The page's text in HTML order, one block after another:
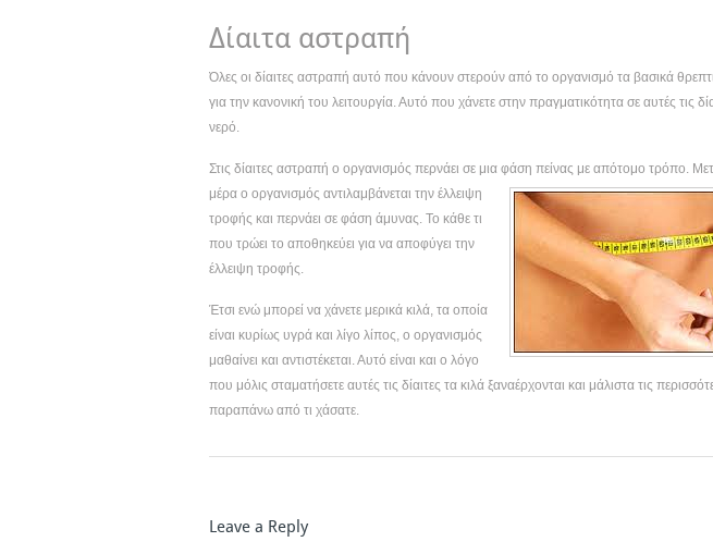
Δίαιτα αστραπή
Όλες οι δίαιτες αστραπή αυτό που κάνουν στερούν από το οργανισμό τα βασικά
για την κανονική του λειτουργία. Αυτό που χάνετε στην πραγματικότητα σε αυτές τις
νερό.
Στις δίαιτες αστραπή ο οργανισμός περνάει σε μια φάση πείνας με απότομο τρόπο.
μέρα ο οργανισμός αντιλαμβάνεται την έλλειψη
τροφής και περνάει σε φάση άμυνας. Το κάθε τι
που τρώει το αποθηκεύει για να αποφύγει την
έλλειψη τροφής.
Έτσι ενώ μπορεί να χάνετε μερικά κιλά, τα οποία
είναι κυρίως υγρά και λίγο λίπος, ο οργανισμός
μαθαίνει και αντιστέκεται. Αυτό είναι και ο λόγο
που μόλις σταματήσετε αυτές τις δίαιτες τα κιλά ξαναέρχονται και μάλιστα τις
παραπάνω από τι χάσατε.
Leave a Reply